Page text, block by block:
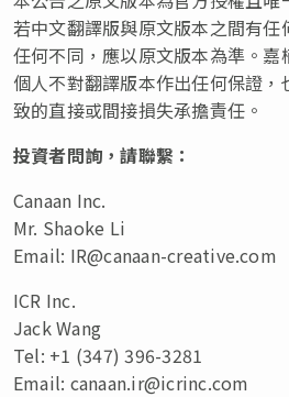
若中文翻譯版與原文版本之間有
任何不同，應以原文版本為準 。
個人不對翻譯版本作出任何保證，
致的直接或間接損失承擔責任。
投資者問詢，請聯繫 ：
Canaan Inc.
Mr. Shaoke Li
Email: IR@canaan-creative.com
ICR Inc.
Jack Wang
Tel: +1 (347) 396-3281
Email: canaan.ir@icrinc.com